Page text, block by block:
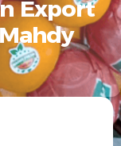
Export